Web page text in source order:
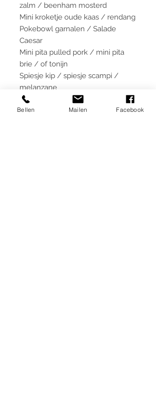
zalm / beenham mosterd
Mini kroketje oude kaas / rendang
Pokebowl garnalen / Salade
Caesar
Mini pita pulled pork / mini pita
brie / of tonijn
Spiesje kip / spiesje scampi /
melanzane
Mini runder hamburger
/ Chickenburger / Livar
Bellen Mailen Facebook